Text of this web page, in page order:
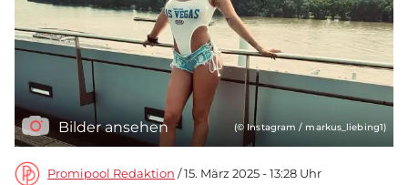
Bilder ansehen (© Instagram / markus_liebing1)
Promipool Redaktion / 15. März 2025 - 13:28 Uhr